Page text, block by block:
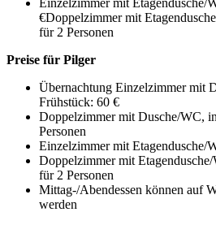
€Doppelzimmer mit
für 2 Personen
Preise für Pilger
Übernachtung Einzelzimmer mit
Frühstück: 60 €
Doppelzimmer mit Dusche/WC,
Personen
Einzelzimmer mit Etagendusche/
Doppelzimmer mit
für 2 Personen
Mittag-/Abendessen können auf
werden